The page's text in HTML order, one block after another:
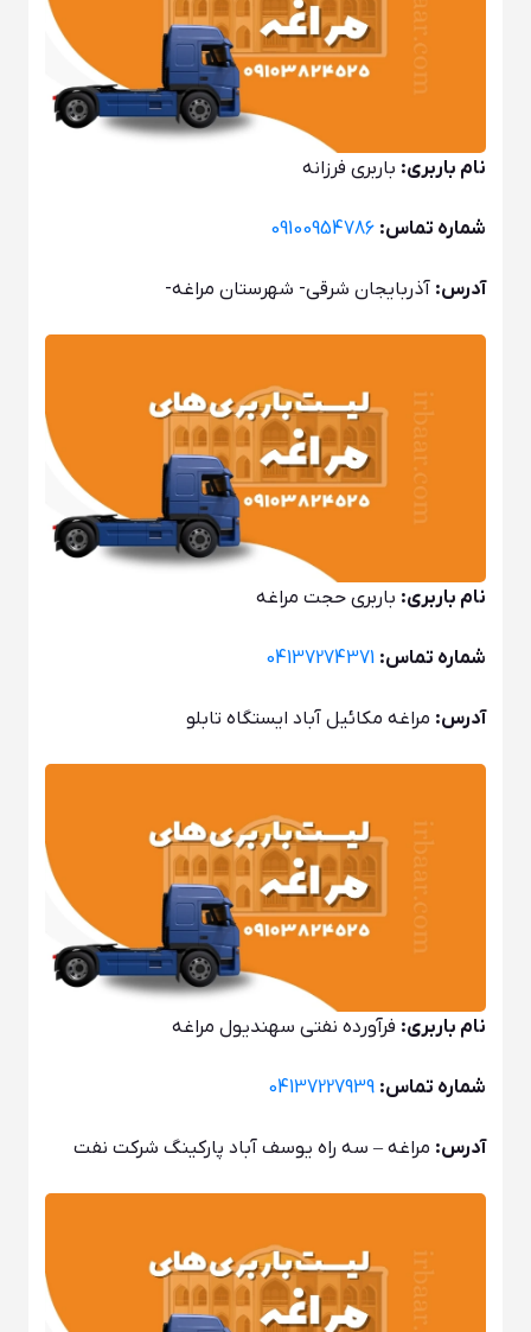
نام باربری: باربری فرزانه
شماره تماس: 09100954786
آدرس: آذربایجان شرقی- شهرستان مراغه-
نام باربری: باربری حجت مراغه
شماره تماس: 04137274371
آدرس: مراغه مکائیل آباد ایستگاه تابلو
نام باربری: فرآورده نفتی سهندیول مراغه
شماره تماس: 04137227939
آدرس: مراغه – سه راه یوسف آباد پارکینگ شرکت نفت